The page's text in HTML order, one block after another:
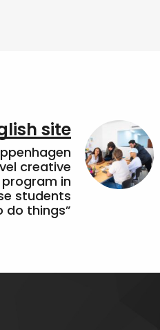
site
creative
in
students
do things”